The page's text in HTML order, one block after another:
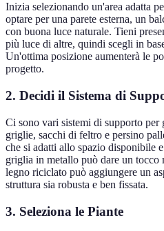
Inizia selezionando un'area adatta
optare per una parete esterna, un
con buona luce naturale. Tieni
più luce di altre, quindi scegli in
Un'ottima posizione aumenterà le
progetto.
2. Decidi il Sistema di
Ci sono vari sistemi di supporto
griglie, sacchi di feltro e persino
che si adatti allo spazio disponibile
griglia in metallo può dare un tocco
legno riciclato può aggiungere un
struttura sia robusta e ben fissata.
3. Seleziona le Piante